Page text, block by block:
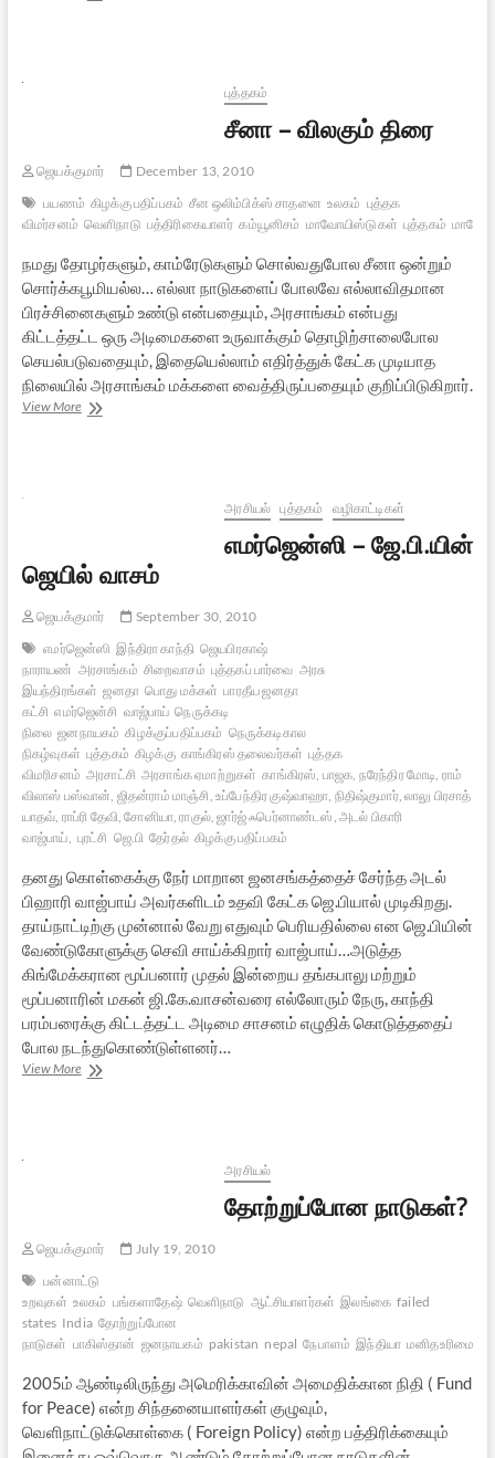
புத்தகம்
சீனா – விலகும் திரை
ஜெயக்குமார்
December 13, 2010
பயணம் கிழக்கு பதிப்பகம் சீன ஒலிம்பிக்ஸ் சாதனை உலகம் புத்தக
விமர்சனம் வெளிநாடு பத்திரிகையாளர் கம்யூனிசம் மாவோயிஸ்டுகள் புத்தகம்
நமது தோழர்களும், காம்ரேடுகளும் சொல்வதுபோல சீனா ஒன்றும்
சொர்க்கபூமியல்ல… எல்லா நாடுகளைப் போலவே எல்லாவிதமான
பிரச்சினைகளும் உண்டு என்பதையும், அரசாங்கம் என்பது
கிட்டத்தட்ட ஒரு அடிமைகளை உருவாக்கும் தொழிற்சாலைபோல
செயல்படுவதையும், இதையெல்லாம் எதிர்த்துக் கேட்க முடியாத
நிலையில் அரசாங்கம் மக்களை வைத்திருப்பதையும் குறிப்பிடுகிறார்.
View Moreசீனா
அரசியல் புத்தகம் வழிகாட்டிகள்
எமர்ஜென்ஸி – ஜே.பி.யின்
ஜெயில் வாசம்
ஜெயக்குமார்
September 30, 2010
எமர்ஜென்ஸி இந்திரா காந்தி ஜெயபிரகாஷ்
நாராயண் அரசாங்கம் சிறைவாசம் புத்தகப் பார்வை அரசு
இயந்திரங்கள் ஜனதா பொது மக்கள் பாரதீய ஜனதா
கட்சி எமர்ஜென்சி வாஜ்பாய் நெருக்கடி
நிலை ஜனநாயகம் கிழக்குப்பதிப்பகம் நெருக்கடிகால
நிகழ்வுகள் புத்தகம் கிழக்கு காங்கிரஸ் தலைவர்கள் புத்தக
விமரிசனம் அரசாட்சி அரசாங்க ஏமாற்றுகள் காங்கிரஸ், பாஜக, நரேந்திர மோடி, ராம்
விலாஸ் பஸ்வான், ஜிதன்ராம் மாஞ்சி, உப்பேந்திர குஷ்வாஹா, நிதிஷ்குமார், லாலு பிரசாத்
யாதவ், ராப்ரி தேவி, சோனியா, ராகுல், ஜார்ஜ் ஃபெர்னாண்டஸ், அடல் பிகாரி
வாஜ்பாய், புரட்சி ஜெ.பி தேர்தல் கிழக்கு பதிப்பகம்
தனது கொள்கைக்கு நேர் மாறான ஜனசங்கத்தைச் சேர்ந்த அடல்
பிஹாரி வாஜ்பாய் அவர்களிடம் உதவி கேட்க ஜெ.பியால் முடிகிறது.
தாய்நாட்டிற்கு முன்னால் வேறு எதுவும் பெரியதில்லை என ஜெ.பியின்
வேண்டுகோளுக்கு செவி சாய்க்கிறார் வாஜ்பாய்…அடுத்த
கிங்மேக்கரான மூப்பனார் முதல் இன்றைய தங்கபாலு மற்றும்
மூப்பனாரின் மகன் ஜி.கே.வாசன்வரை எல்லோரும் நேரு, காந்தி
பரம்பரைக்கு கிட்டத்தட்ட அடிமை சாசனம் எழுதிக் கொடுத்ததைப்
போல நடந்துகொண்டுள்ளனர்…
View Moreஎமர்ஜென்ஸி
அரசியல்
தோற்றுப்போன நாடுகள்?
ஜெயக்குமார்
July 19, 2010
பன்னாட்டு
உறவுகள் உலகம் பங்களாதேஷ் வெளிநாடு ஆட்சியாளர்கள் இலங்கை failed
states India தோற்றுப்போன
நாடுகள் பாகிஸ்தான் ஜனநாயகம் pakistan nepal நேபாளம் இந்தியா மனிதஉரிமை
2005ம் ஆண்டிலிருந்து அமெரிக்காவின் அமைதிக்கான நிதி ( Fund
for Peace) என்ற சிந்தனையாளர்கள் குழுவும்,
வெளிநாட்டுக்கொள்கை ( Foreign Policy) என்ற பத்திரிக்கையும்